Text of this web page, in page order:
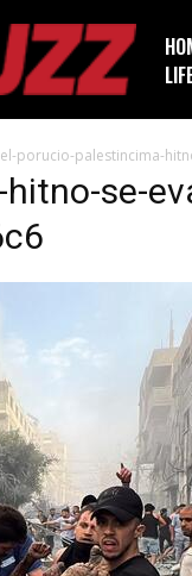
porucio-palestincima-
se-